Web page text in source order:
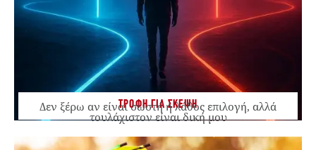
ΤΡΟΦΗ ΓΙΑ ΣΚΕΨΗ
Δεν ξέρω αν είναι σωστή ή λάθος επιλογή, αλλά
τουλάχιστον είναι δική μου